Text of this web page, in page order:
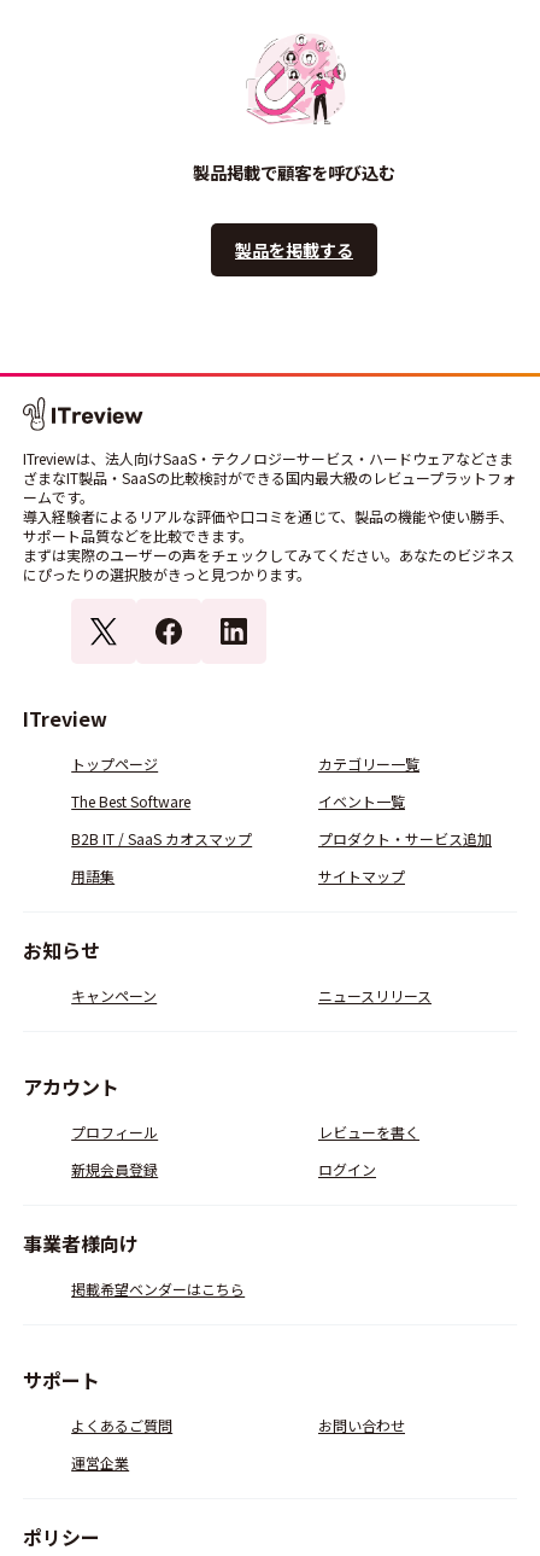
製品掲載で顧客を呼び込む
製品を掲載する
ITreviewは、法人向けSaaS・テクノロジーサービス・ハードウェアなどさま
ざまなIT製品・SaaSの比較検討ができる国内最大級のレビュープラットフォ
ームです。
導入経験者によるリアルな評価や口コミを通じて、製品の機能や使い勝手、
サポート品質などを比較できます。
まずは実際のユーザーの声をチェックしてみてください。あなたのビジネス
にぴったりの選択肢がきっと見つかります。
ITreview
トップページ
カテゴリー一覧
The Best Software
イベント一覧
B2B IT / SaaS カオスマップ
プロダクト・サービス追加
用語集
サイトマップ
お知らせ
キャンペーン ニュースリリース
アカウント
プロフィール
レビューを書く
新規会員登録
ログイン
事業者様向け
掲載希望ベンダーはこちら
サポート
よくあるご質問
お問い合わせ
運営企業
ポリシー